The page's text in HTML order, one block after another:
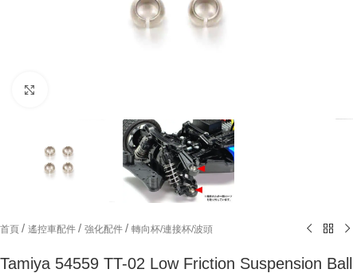
首頁 / 遙控車配件 / 強化配件 / 轉向杯/連接杯/波頭
Tamiya 54559 TT-02 Low Friction Suspension Ball